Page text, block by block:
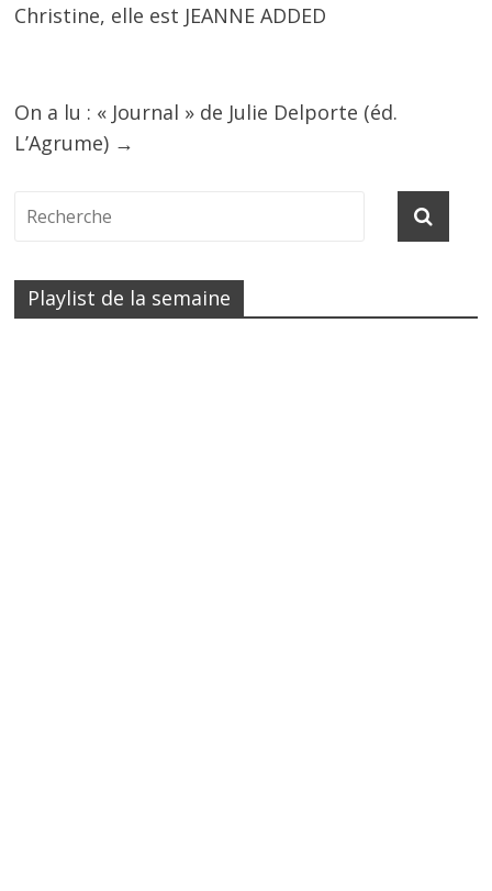
Christine, elle est JEANNE ADDED
On a lu : « Journal » de Julie Delporte (éd.
L’Agrume) →
Playlist de la semaine